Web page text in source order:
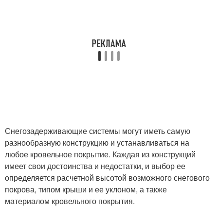
Снегозадерживающие системы могут иметь самую
разнообразную конструкцию и устанавливаться на
любое кровельное покрытие. Каждая из конструкций
имеет свои достоинства и недостатки, и выбор ее
определяется расчетной высотой возможного снегового
покрова, типом крыши и ее уклоном, а также
материалом кровельного покрытия.